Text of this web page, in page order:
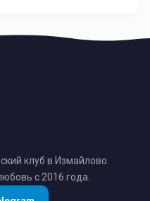
клуб в Измайлово.
с 2016 года.